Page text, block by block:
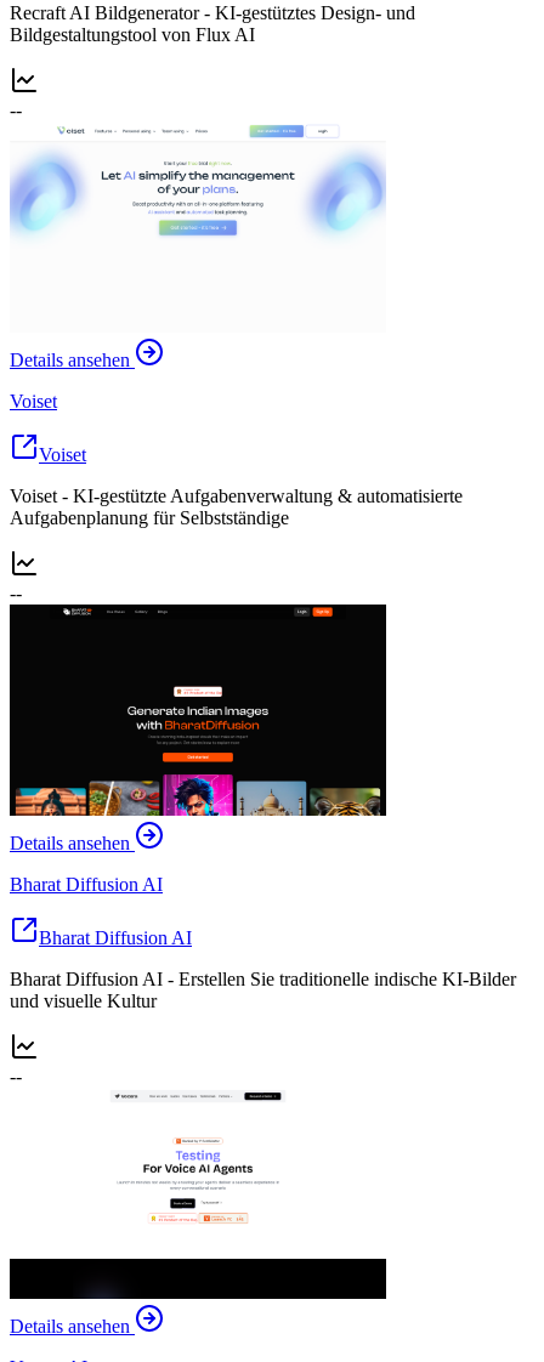
Recraft AI Bildgenerator - KI-gestütztes Design- und
Bildgestaltungstool von Flux AI
--
Details ansehen
Voiset
Voiset
Voiset - KI-gestützte Aufgabenverwaltung & automatisierte
Aufgabenplanung für Selbstständige
--
Details ansehen
Bharat Diffusion AI
Bharat Diffusion AI
Bharat Diffusion AI - Erstellen Sie traditionelle indische KI-Bilder
und visuelle Kultur
--
Details ansehen